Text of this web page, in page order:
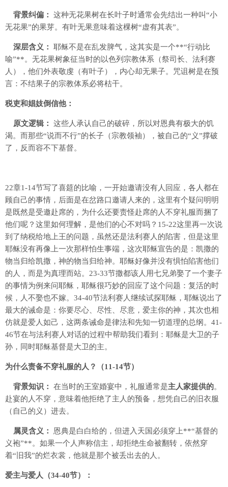
背景纠偏：
这种无花果树在长叶子时通常会先结出一种叫“小
无花果”的果芽。有叶无果意味着这棵树“虚有其表”。
深层含义：
耶稣不是在乱发脾气，这其实是一个**“行动比
喻”**。无花果树象征当时的以色列宗教体系（祭司长、法利赛
人），他们外表敬虔（有叶子），内心却无果子。咒诅树是在预
言：不结果子的宗教体系必将枯干。
税吏和娼妓倒信他：
原文逻辑：
这些人承认自己的破碎，所以对恩典有极大的饥
渴。而那些“说而不行”的长子（宗教领袖），被自己的“义”撑破
了，反而容不下基督。
22章1-14节写了喜筵的比喻，一开始邀请没有人回应，各人都在
顾自己的事情，后面是在岔路口邀请人来的，这里有个疑问明明
是既然是受邀赴席的，为什么还要责怪赴席的人不穿礼服而捆了
他们呢？这里如何理解，是他们的心不对吗？15-22这里再一次说
到了纳税给地上王的问题，虽然还是法利赛人的陷害，但是这里
耶稣没有再像上一次那样怕生事端，这次耶稣宣告的是：凯撒的
物当归给凯撒，神的物当归给神。耶稣好像并没有惧怕陷害他们
的人，而是为真理而站。23-33节撒都该人用七兄弟娶了一个妻子
的事情为例来问耶稣，耶稣很巧妙的回应了这个问题：复活的时
候，人不娶也不嫁。34-40节法利赛人继续试探耶稣，耶稣说出了
最大的诫命是：你要尽心、尽性、尽意，爱主你的神，其次也相
仿就是爱人如己，这两条诫命是律法和先知一切道理的总纲。41-
46节在与法利赛人对话的过程中帮助我们看到：耶稣是大卫的子
孙，同时耶稣基督是大卫的主。
为什么责备不穿礼服的人？（11-14节）
背景知识： 在当时的王室婚宴中，礼服通常是主人家提供的。
赴宴的人不穿，意味着他拒绝了主人的预备，想凭自己的旧衣服
（自己的义）进去。
属灵含义：
恩典是白白给的，但进入天国必须穿上**“基督的
义袍”**。如果一个人声称信主，却拒绝生命被翻转，依然穿
着“旧我”的烂衣裳，他就是那个被丢出去的人。
爱主与爱人（34-40节）：